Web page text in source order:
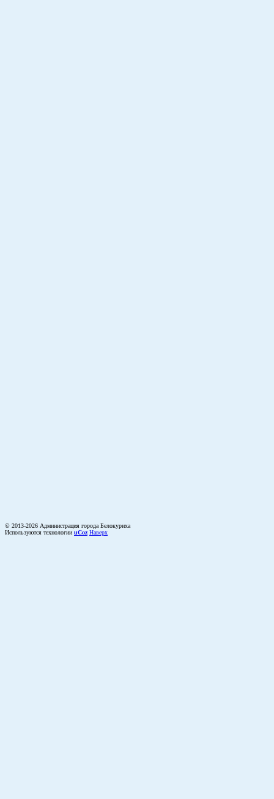
© 2013-2026 Администрация города Белокуриха
Используются технологии uCoz Наверх